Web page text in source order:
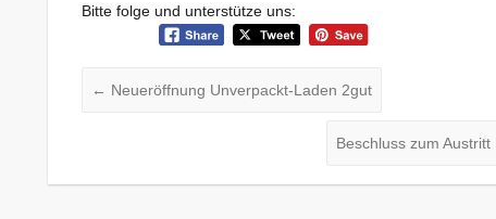
Bitte folge und unterstütze uns:
← Neueröffnung Unverpackt-Laden 2gut
Beschluss zum